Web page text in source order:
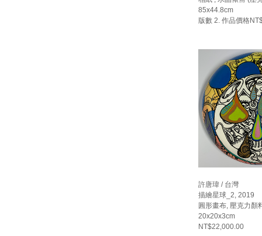
85x44.8cm
版數 2. 作品價格
許唐瑋 / 台灣
描繪星球_2, 2019
圓形畫布, 壓克力顏
20x20x3cm
NT$22,000.00